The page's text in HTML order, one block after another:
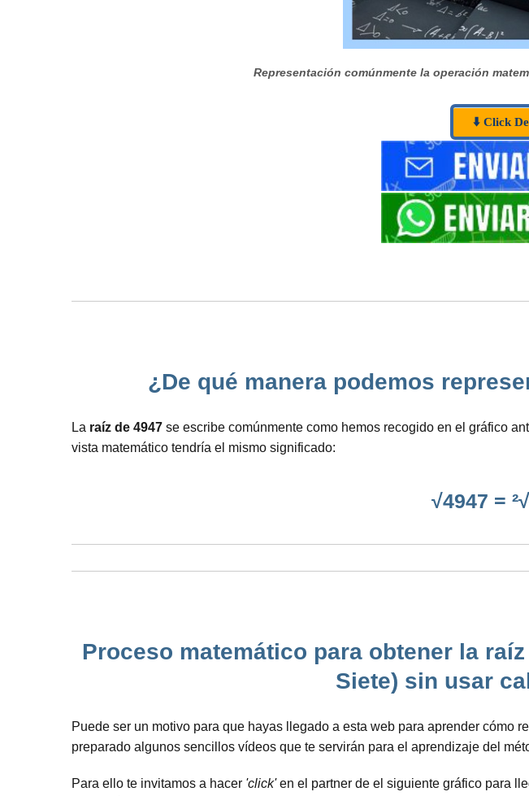
Representación comúnmente la operación
⬇️ Click
¿De qué manera podemos
La raíz de 4947 se escribe comúnmente como hemos recogido en el gráfico
vista matemático tendría el mismo significado:
√4947 =
Proceso matemático para obtener la
Siete) sin usar
Puede ser un motivo para que hayas llegado a esta web para aprender cómo
preparado algunos sencillos vídeos que te servirán para el aprendizaje del
Para ello te invitamos a hacer 'click'en el partner de el siguiente gráfico para